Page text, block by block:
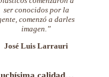
ser conocidos por la
comenzó a darles
imagen.”
José Luis Larrauri